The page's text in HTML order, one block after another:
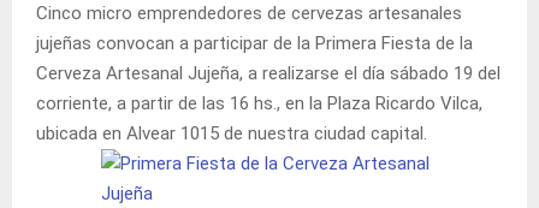
Cinco micro emprendedores de cervezas artesanales
jujeñas convocan a participar de la Primera Fiesta de la
Cerveza Artesanal Jujeña, a realizarse el día sábado 19 del
corriente, a partir de las 16 hs., en la Plaza Ricardo Vilca,
ubicada en Alvear 1015 de nuestra ciudad capital.